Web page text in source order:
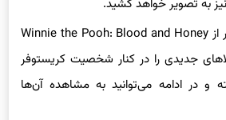
حال نیز نخستین تصاویر از Winnie the Pooh: Blood and Honey
جدیدی را در کنار شخصیت کریستوفر
و در ادامه می‌توانید به مشاهده آن‌ها